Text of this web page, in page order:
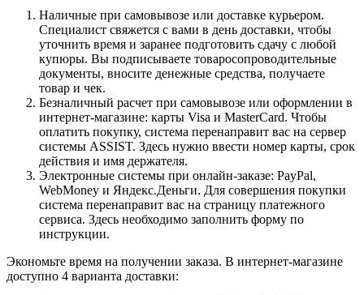
Наличные при самовывозе или доставке курьером.
Специалист свяжется с вами в день доставки, чтобы
уточнить время и заранее подготовить сдачу с любой
купюры. Вы подписываете товаросопроводительные
документы, вносите денежные средства, получаете
товар и чек.
Безналичный расчет при самовывозе или оформлении в
интернет-магазине: карты Visa и MasterCard. Чтобы
оплатить покупку, система перенаправит вас на сервер
системы ASSIST. Здесь нужно ввести номер карты, срок
действия и имя держателя.
Электронные системы при онлайн-заказе: PayPal,
WebMoney и Яндекс.Деньги. Для совершения покупки
система перенаправит вас на страницу платежного
сервиса. Здесь необходимо заполнить форму по
инструкции.
Экономьте время на получении заказа. В интернет-магазине
доступно 4 варианта доставки: